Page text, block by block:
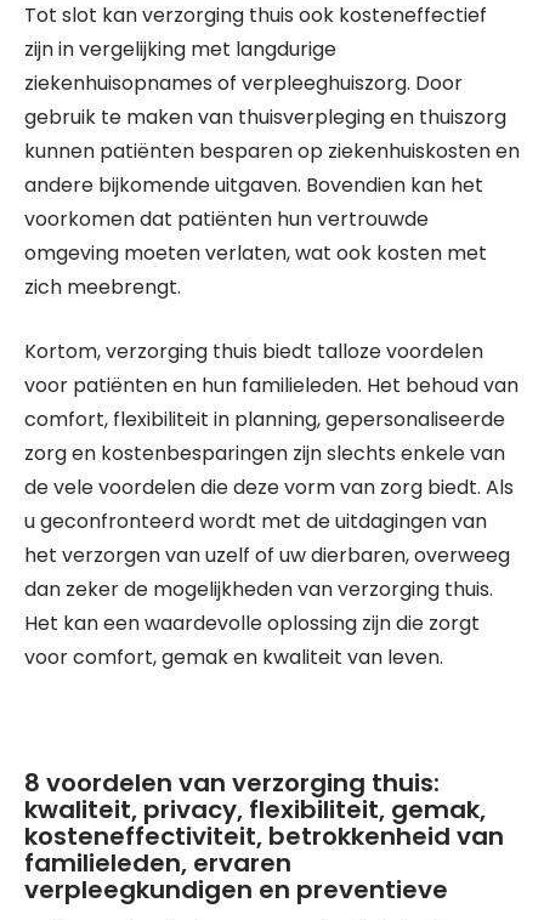
Tot slot kan verzorging thuis ook kosteneffectief
zijn in vergelijking met langdurige
ziekenhuisopnames of verpleeghuiszorg. Door
gebruik te maken van thuisverpleging en thuiszorg
kunnen patiënten besparen op ziekenhuiskosten en
andere bijkomende uitgaven. Bovendien kan het
voorkomen dat patiënten hun vertrouwde
omgeving moeten verlaten, wat ook kosten met
zich meebrengt.
Kortom, verzorging thuis biedt talloze voordelen
voor patiënten en hun familieleden. Het behoud van
comfort, flexibiliteit in planning, gepersonaliseerde
zorg en kostenbesparingen zijn slechts enkele van
de vele voordelen die deze vorm van zorg biedt. Als
u geconfronteerd wordt met de uitdagingen van
het verzorgen van uzelf of uw dierbaren, overweeg
dan zeker de mogelijkheden van verzorging thuis.
Het kan een waardevolle oplossing zijn die zorgt
voor comfort, gemak en kwaliteit van leven.
8 voordelen van verzorging thuis:
kwaliteit, privacy, flexibiliteit, gemak,
kosteneffectiviteit, betrokkenheid van
familieleden, ervaren
verpleegkundigen en preventieve